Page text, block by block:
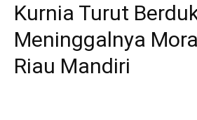
Kurnia Turut
Meninggalnya
Riau Mandiri